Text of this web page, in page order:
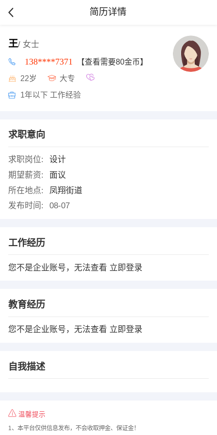
简历详情
王/ 女士
138****7371 【查看需要80金币】
22岁 大专
1年以下 工作经验
求职意向
求职岗位:
设计
期望薪资:
面议
所在地点:
凤翔街道
发布时间:
08-07
工作经历
您不是企业账号，无法查看 立即登录
教育经历
您不是企业账号，无法查看 立即登录
自我描述
温馨提示
1、本平台仅供信息发布，不会收取押金、保证金！